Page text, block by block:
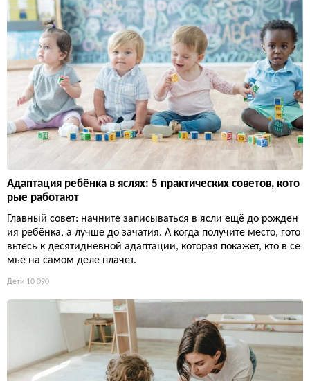
Адаптация ребёнка в яслях: 5 практических советов, кото
рые работают
Главный совет: начните записываться в ясли ещё до рожден
ия ребёнка, а лучше до зачатия. А когда получите место, гото
вьтесь к десятидневной адаптации, которая покажет, кто в се
мье на самом деле плачет.
Дети 10 090